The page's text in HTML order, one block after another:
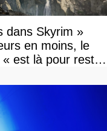
dans Skyrim »
en moins, le
est là pour rester